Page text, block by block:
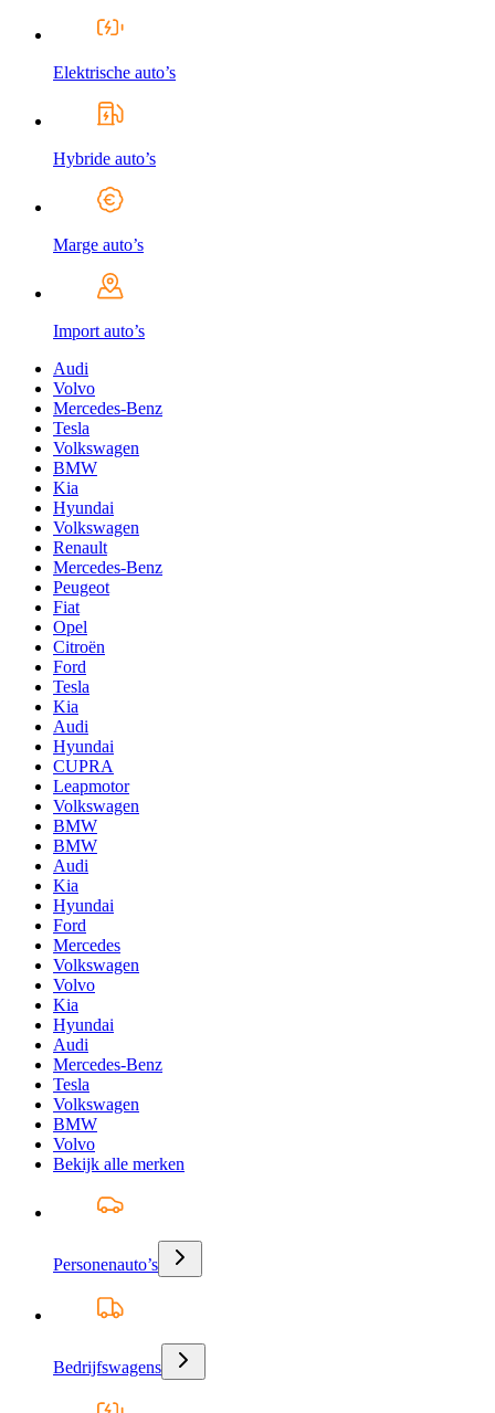
Elektrische auto’s
Hybride auto’s
Marge auto’s
Import auto’s
Audi
Volvo
Mercedes-Benz
Tesla
Volkswagen
BMW
Kia
Hyundai
Volkswagen
Renault
Mercedes-Benz
Peugeot
Fiat
Opel
Citroën
Ford
Tesla
Kia
Audi
Hyundai
CUPRA
Leapmotor
Volkswagen
BMW
BMW
Audi
Kia
Hyundai
Ford
Mercedes
Volkswagen
Volvo
Kia
Hyundai
Audi
Mercedes-Benz
Tesla
Volkswagen
BMW
Volvo
Bekijk alle merken
Personenauto’s
Bedrijfswagens